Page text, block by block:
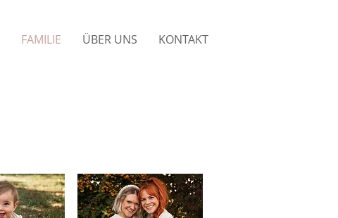
FAMILIE ÜBER UNS KONTAKT